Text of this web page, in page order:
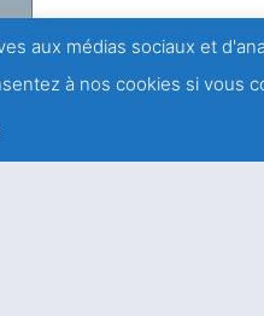
J'accepte lapolitique
aux médias sociaux et
à nos cookies si vous